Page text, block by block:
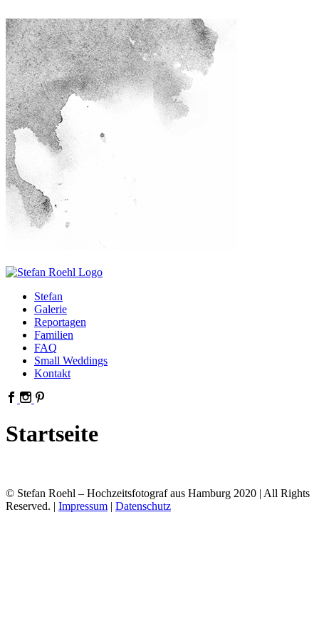
Stefan
Galerie
Reportagen
Familien
FAQ
Small Weddings
Kontakt
Startseite
© Stefan Roehl – Hochzeitsfotograf aus Hamburg 2020 | All Rights
Reserved. | Impressum | Datenschutz